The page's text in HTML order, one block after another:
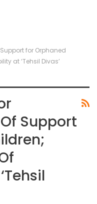
for Orphaned
at ‘Tehsil Divas’
Support